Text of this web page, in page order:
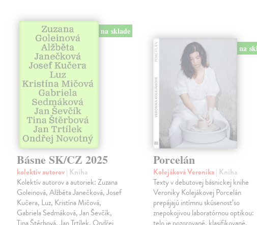
na sklade
Básne SK/CZ 2025
kolektív autorov| Kniha
Kolektív autorov a autoriek: Zuzana
Goleinová, Alžběta Janečková, Josef
Kučera, Luz, Kristína Mičová,
Gabriela Sedmáková, Jan Ševčík,
na
Porcelán
Kolejáková Veronika| Kniha
Texty v debutovej básnickej knihe
Veroniky Kolejákovej Porcelán
prepájajú intímnu skúsenosť so
znepokojivou laboratórnou optikou: